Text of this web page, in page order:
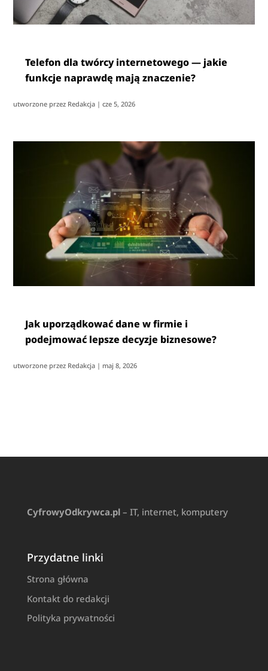
Telefon dla twórcy internetowego — jakie
funkcje naprawdę mają znaczenie?
utworzone przez Redakcja |cze 5, 2026
Jak uporządkować dane w firmie i
podejmować lepsze decyzje biznesowe?
utworzone przez Redakcja | maj 8, 2026
CyfrowyOdkrywca.pl– IT, internet, komputery
Przydatne linki
Strona główna
Kontakt do redakcji
Polityka prywatności